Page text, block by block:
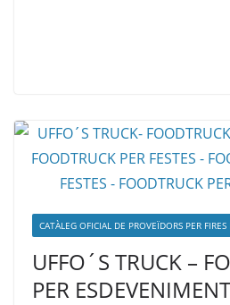
CATÀLEG OFICIAL DE PROVEÏDORS PER
UFFO´S TRUCK –
PER